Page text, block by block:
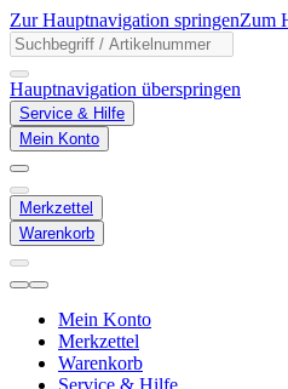
Zur Hauptnavigation springenZum
Hauptnavigation überspringen
Service & Hilfe
Mein Konto
Merkzettel
Warenkorb
Mein Konto
Merkzettel
Warenkorb
Service & Hilfe